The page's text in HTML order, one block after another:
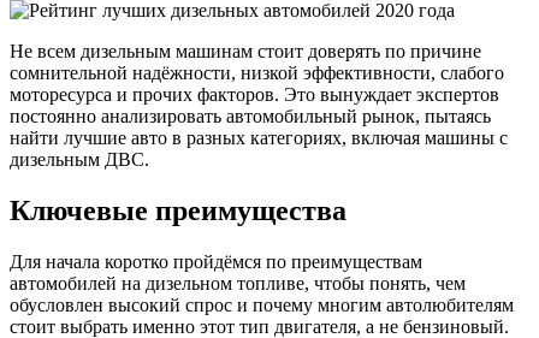
Не всем дизельным машинам стоит доверять по причине
сомнительной надёжности, низкой эффективности, слабого
моторесурса и прочих факторов. Это вынуждает экспертов
постоянно анализировать автомобильный рынок, пытаясь
найти лучшие авто в разных категориях, включая машины с
дизельным ДВС.
Ключевые преимущества
Для начала коротко пройдёмся по преимуществам
автомобилей на дизельном топливе, чтобы понять, чем
обусловлен высокий спрос и почему многим автолюбителям
стоит выбрать именно этот тип двигателя, а не бензиновый.